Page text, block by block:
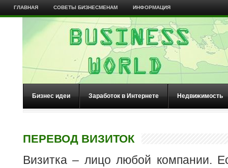
ГЛАВНАЯ СОВЕТЫ БИЗНЕСМЕНАМ ИНФОРМАЦИЯ
Бизнес идеи Заработок в Интернете Недвижимость
ПЕРЕВОД ВИЗИТОК
Визитка – лицо любой компании.